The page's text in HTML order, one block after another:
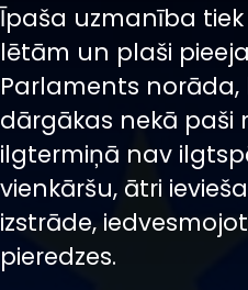
Īpaša uzmanība
lētām un plaši
Parlaments norāda,
dārgākas nekā paši
ilgtermiņā nav
vienkāršu, ātri
izstrāde,
pieredzes.